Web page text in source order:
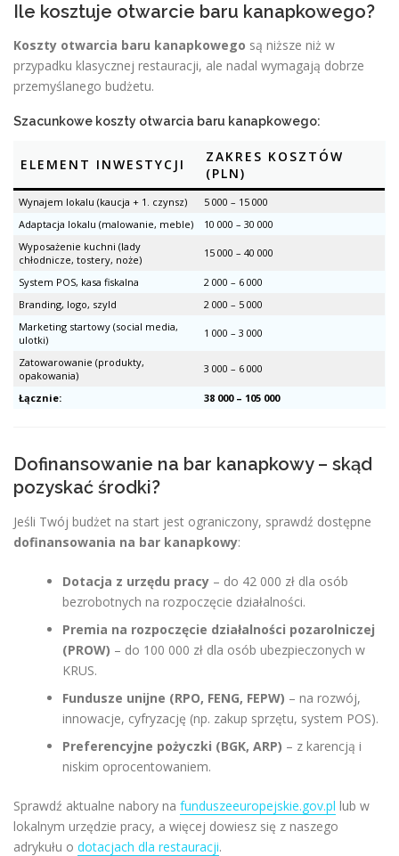
Ile kosztuje otwarcie baru kanapkowego?
Koszty otwarcia baru kanapkowego są niższe niż w
przypadku klasycznej restauracji, ale nadal wymagają dobrze
przemyślanego budżetu.
Szacunkowe koszty otwarcia baru kanapkowego:
ELEMENT INWESTYCJI
ZAKRES KOSZTÓW
(PLN)
Wynajem lokalu (kaucja + 1. czynsz)
5 000 – 15 000
Adaptacja lokalu (malowanie, meble)
10 000 – 30 000
Wyposażenie kuchni (lady
chłodnicze, tostery, noże)
15 000 – 40 000
System POS, kasa fiskalna
2 000 – 6 000
Branding, logo, szyld
2 000 – 5 000
Marketing startowy (social media,
ulotki)
1 000 – 3 000
Zatowarowanie (produkty,
opakowania)
3 000 – 6 000
Łącznie: 38 000 – 105 000
Dofinansowanie na bar kanapkowy – skąd
pozyskać środki?
Jeśli Twój budżet na start jest ograniczony, sprawdź dostępne
dofinansowania na bar kanapkowy:
Dotacja z urzędu pracy – do 42 000 zł dla osób
bezrobotnych na rozpoczęcie działalności.
Premia na rozpoczęcie działalności pozarolniczej
(PROW) – do 100 000 zł dla osób ubezpieczonych w
KRUS.
Fundusze unijne (RPO, FENG, FEPW) – na rozwój,
innowacje, cyfryzację (np. zakup sprzętu, system POS).
Preferencyjne pożyczki (BGK, ARP) – z karencją i
niskim oprocentowaniem.
Sprawdź aktualne nabory na funduszeeuropejskie.gov.pl lub w
lokalnym urzędzie pracy, a więcej dowiesz się z naszego
adrykułu o dotacjach dla restauracji.